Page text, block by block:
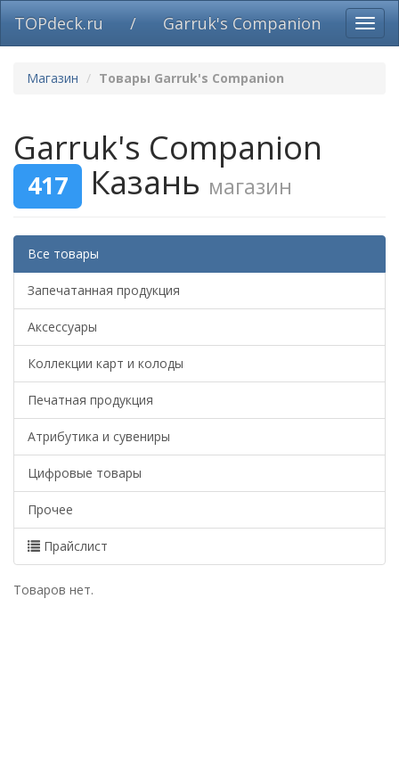
TOPdeck.ru / Garruk's Companion
Магазин Товары Garruk's Companion
Garruk's Companion
417 Казань магазин
Все товары
Запечатанная продукция
Аксессуары
Коллекции карт и колоды
Печатная продукция
Атрибутика и сувениры
Цифровые товары
Прочее
Прайслист
Товаров нет.